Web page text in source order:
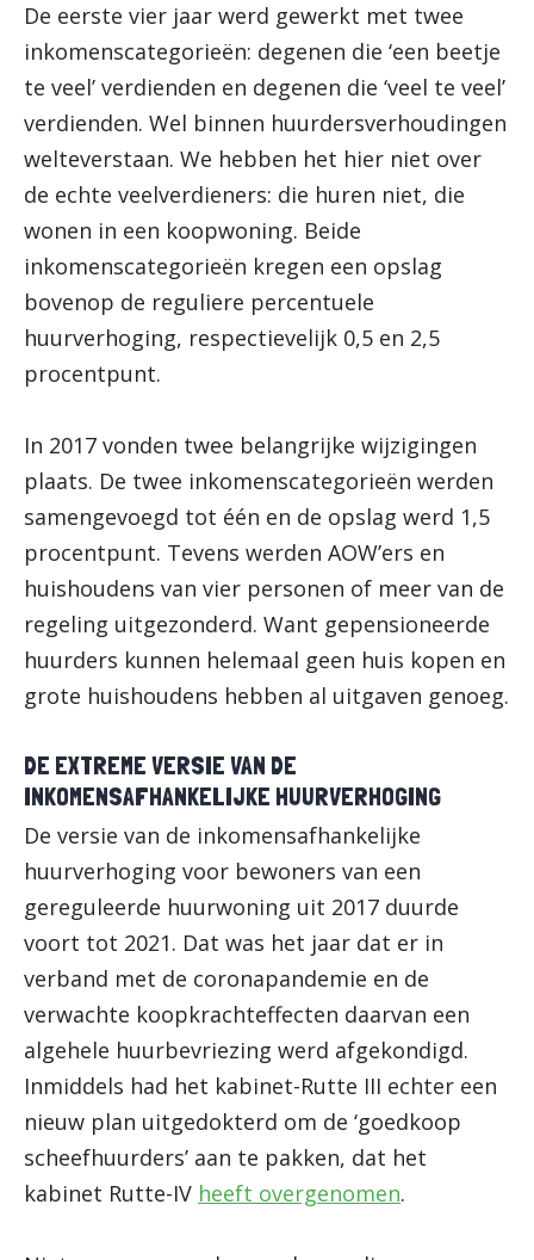
De eerste vier jaar werd gewerkt met twee
inkomenscategorieën: degenen die ‘een beetje
te veel’ verdienden en degenen die ‘veel te veel’
verdienden. Wel binnen huurdersverhoudingen
welteverstaan. We hebben het hier niet over
de echte veelverdieners: die huren niet, die
wonen in een koopwoning. Beide
inkomenscategorieën kregen een opslag
bovenop de reguliere percentuele
huurverhoging, respectievelijk 0,5 en 2,5
procentpunt.
In 2017 vonden twee belangrijke wijzigingen
plaats. De twee inkomenscategorieën werden
samengevoegd tot één en de opslag werd 1,5
procentpunt. Tevens werden AOW’ers en
huishoudens van vier personen of meer van de
regeling uitgezonderd. Want gepensioneerde
huurders kunnen helemaal geen huis kopen en
grote huishoudens hebben al uitgaven genoeg.
DE EXTREME VERSIE VAN DE
INKOMENSAFHANKELIJKE HUURVERHOGING
De versie van de inkomensafhankelijke
huurverhoging voor bewoners van een
gereguleerde huurwoning uit 2017 duurde
voort tot 2021. Dat was het jaar dat er in
verband met de coronapandemie en de
verwachte koopkrachteffecten daarvan een
algehele huurbevriezing werd afgekondigd.
Inmiddels had het kabinet-Rutte III echter een
nieuw plan uitgedokterd om de ‘goedkoop
scheefhuurders’ aan te pakken, dat het
kabinet Rutte-IV heeft overgenomen.